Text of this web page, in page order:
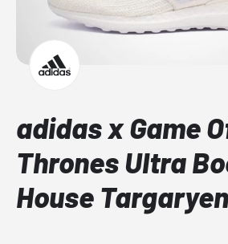
adidas x Game
Thrones Ultra
House Targaryen